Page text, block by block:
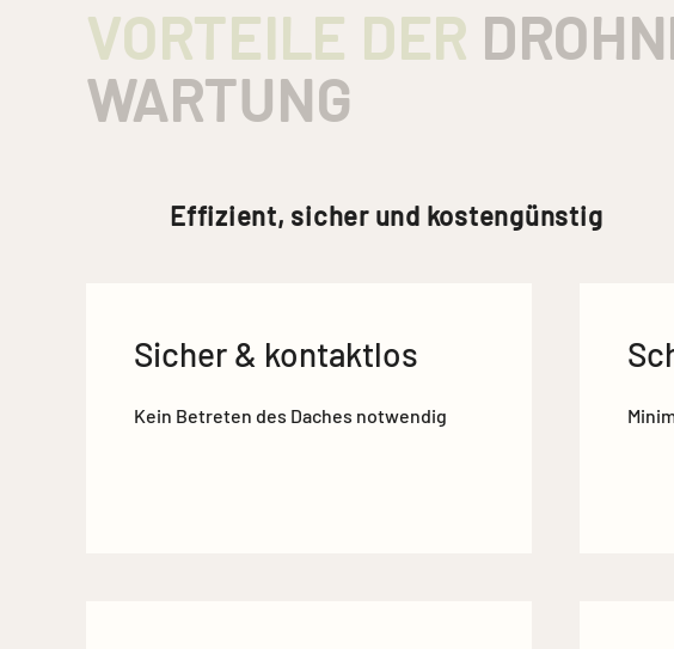
VORTEILE DER
WARTUNG
Effizient, sicher und kostengünstig
Sicher & kontaktlos
Kein Betreten des Daches notwendig